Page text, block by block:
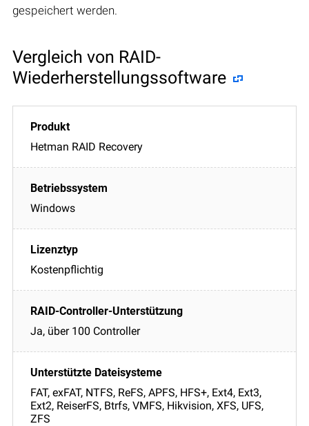
gespeichert werden.
Vergleich von RAID-
Wiederherstellungssoftware
Hetman RAID Recovery
Windows
Kostenpflichtig
Ja, über 100 Controller
FAT, exFAT, NTFS, ReFS, APFS, HFS+, Ext4, Ext3,
Ext2, ReiserFS, Btrfs, VMFS, Hikvision, XFS, UFS,
ZFS